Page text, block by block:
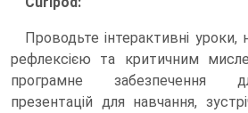
Проводьте інтерактивні уроки,
рефлексією та критичним
програмне забезпечення
презентацій для навчання,